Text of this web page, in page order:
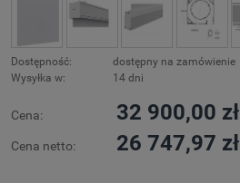
Dostępność:
dostępny na zamówienie
Wysyłka w:
14 dni
Cena: 32 900,00 zł
Cena netto: 26 747,97 zł